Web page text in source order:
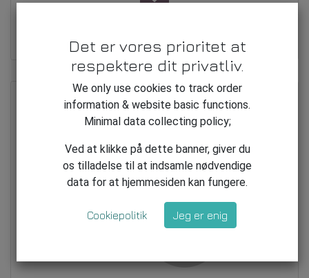
kr750.00
Det er vores prioritet at
respektere dit privatliv.
We only use cookies to track order
information & website basic functions.
Minimal data collecting policy;
Ved at klikke på dette banner, giver du
os tilladelse til at indsamle nødvendige
data for at hjemmesiden kan fungere.
Cookiepolitik Jeg er enig